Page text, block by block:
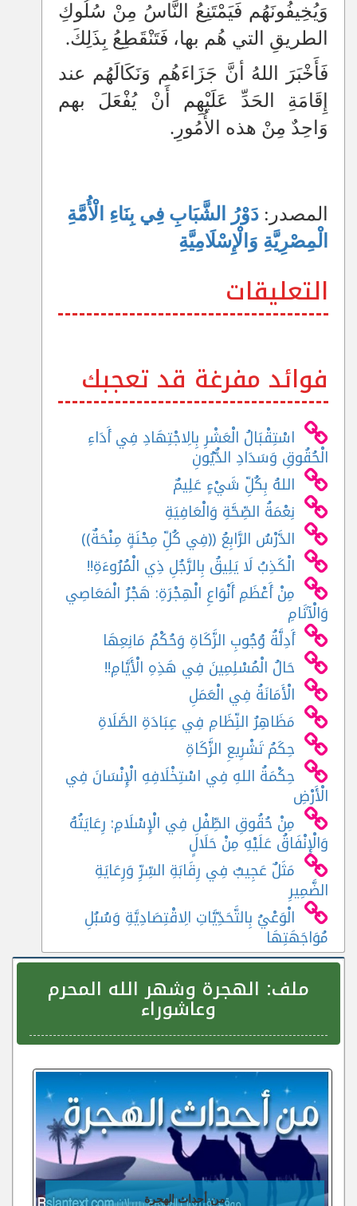
وَيُخِيفُونَهُم فَيَمْتَنِعُ النَّاسُ مِنْ سُلُوكِ
الطريقِ التي هُم بها، فَتَنْقَطِعُ بِذَلِكَ.
فَأَخْبَرَ اللهُ أنَّ جَزَاءَهُم وَنَكَالَهُم عند
إِقَامَةِ الحَدِّ عَلَيْهِم أَنْ يُفْعَلَ بهم
وَاحِدٌ مِنْ هذه الأُمُورِ.
المصدر: دَوْرُ الشَّبَابِ فِي بِنَاءِ الْأُمَّةِ
الْمِصْرِيَّةِ وَالْإِسْلَامِيَّةِ
التعليقات
فوائد مفرغة قد تعجبك
اسْتِقْبَالُ الْعَشْرِ بِالِاجْتِهَادِ فِي أَدَاءِ
الْحُقُوقِ وَسَدَادِ الدُّيُونِ
اللهُ بِكُلِّ شَيْءٍ عَلِيمٌ
نِعْمَةُ الصِّحَّةِ وَالْعَافِيَةِ
الدَّرْسُ الرَّابِعُ ((فِي كُلِّ مِحْنَةٍ مِنْحَةٌ))
الْكَذِبُ لَا يَلِيقُ بِالرَّجُلِ ذِي الْمُرُوءَةِ!!
مِنْ أَعْظَمِ أَنْوَاعِ الْهِجْرَةِ: هَجْرُ الْمَعَاصِي
وَالْآثَامِ
أَدِلَّةُ وُجُوبِ الزَّكَاةِ وَحُكْمُ مَانِعِهَا
حَالُ الْمُسْلِمِينَ فِي هَذِهِ الْأَيَّامِ!!
الْأَمَانَةُ فِي الْعَمَلِ
مَظَاهِرُ النِّظَامِ فِي عِبَادَةِ الصَّلَاةِ
حِكَمُ تَشْرِيعِ الزَّكَاةِ
حِكْمَةُ اللهِ فِي اسْتِخْلَافِهِ الْإِنْسَانَ فِي
الْأَرْضِ
مِنْ حُقُوقِ الطِّفْلِ فِي الْإِسْلَامِ: رِعَايَتُهُ
وَالْإِنْفَاقُ عَلَيْهِ مِنْ حَلَالٍ
مَثَلٌ عَجِيبٌ فِي رِقَابَةِ السِّرِّ وَرِعَايَةِ
الضَّمِيرِ
الْوَعْيُ بِالتَّحَدِّيَّاتِ الِاقْتِصَادِيَّةِ وَسُبُلِ
مُوَاجَهَتِهَا
ملف: الهجرة وشهر الله المحرم
وعاشوراء
من أحداث الهجرة